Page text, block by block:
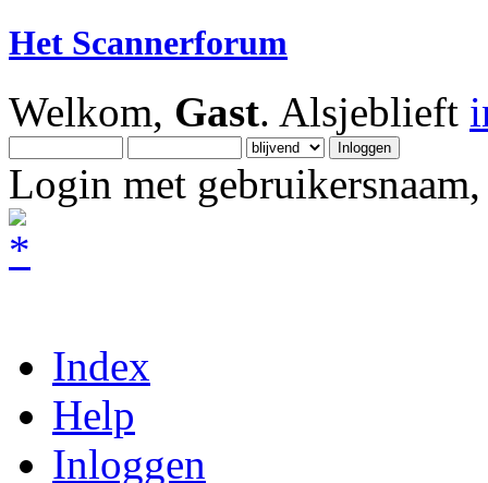
Het Scannerforum
Welkom, Gast. Alsjeblieft
Login met
Index
Help
Inloggen